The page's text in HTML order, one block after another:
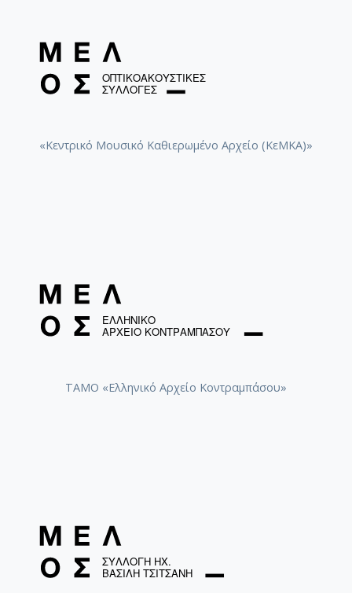
Michalis of Skiatos
Το Άξιον Εστί
Άξιον Εστί [1960-10-14]
«Κεντρικό Μουσικό Καθιερωμένο Αρχείο (ΚεΜΚΑ)»
ΤΑΜΟ «Ελληνικό Αρχείο Κοντραμπάσου»